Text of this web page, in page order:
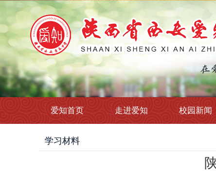
爱知首页 走进爱知 校园新闻
学习材料